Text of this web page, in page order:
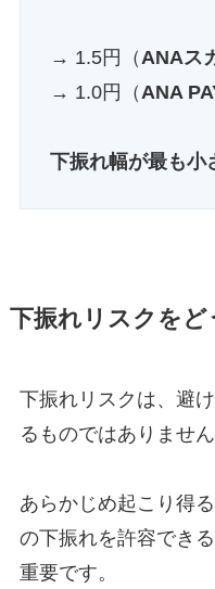
→ 1.5円（ ANAス
→ 1.0円（ ANA
下振れ幅が最も小
下振れリスクをど
下振れリスクは、避
るものではありません
あらかじめ起こり得
の下振れを許容でき
重要です。